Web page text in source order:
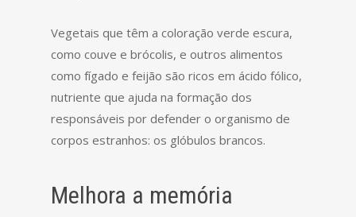
Vegetais que têm a coloração verde escura,
como couve e brócolis, e outros alimentos
como fígado e feijão são ricos em ácido fólico,
nutriente que ajuda na formação dos
responsáveis por defender o organismo de
corpos estranhos: os glóbulos brancos.
Melhora a memória